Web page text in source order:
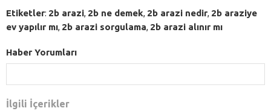
Etiketler: 2b arazi, 2b ne demek, 2b arazi nedir, 2b araziye
ev yapılır mı, 2b arazi sorgulama, 2b arazi alınır mı
Haber Yorumları
İlgili İçerikler